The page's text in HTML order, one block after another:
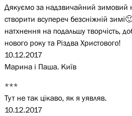
Дякуємо за надзвичайний зимовий
створити всупереч безсніжній
натхнення на подальшу творчість,
нового року та Різдва Христового!
10.12.2017
Марина і Паша. Київ
***
Тут не так цікаво, як я уявляв.
10.12.2017